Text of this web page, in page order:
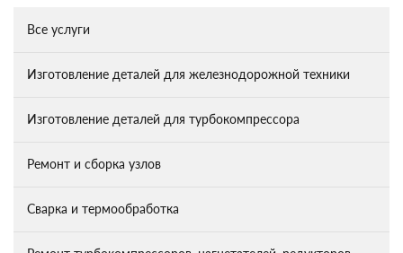
Все услуги
Изготовление деталей для железнодорожной техники
Изготовление деталей для турбокомпрессора
Ремонт и сборка узлов
Сварка и термообработка